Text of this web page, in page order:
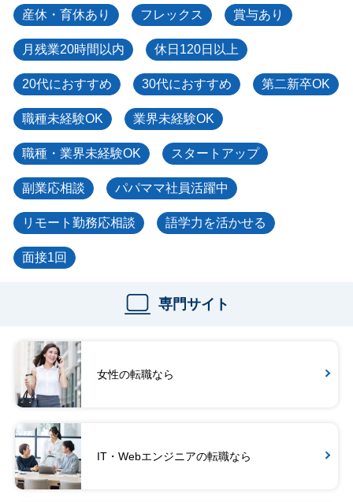
産休・育休あり フレックス 賞与あり
月残業20時間以内 休日120日以上
20代におすすめ 30代におすすめ 第二新卒OK
職種未経験OK 業界未経験OK
職種・業界未経験OK スタートアップ
副業応相談 パパママ社員活躍中
リモート勤務応相談 語学力を活かせる
面接1回
専門サイト
女性の転職なら
IT・Webエンジニアの転職なら